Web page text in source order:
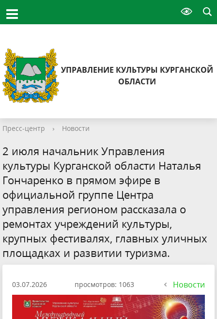
УПРАВЛЕНИЕ КУЛЬТУРЫ КУРГАНСКОЙ
ОБЛАСТИ
Пресс-центр › Новости
2 июля начальник Управления
культуры Курганской области Наталья
Гончаренко в прямом эфире в
официальной группе Центра
управления регионом рассказала о
ремонтах учреждений культуры,
крупных фестивалях, главных уличных
площадках и развитии туризма.
03.07.2026 просмотров: 1063 Новости